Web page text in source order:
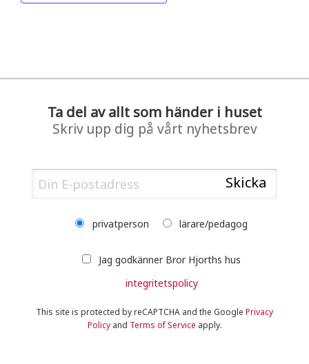
Ta del av allt som händer i huset
Skriv upp dig på vårt nyhetsbrev
privatperson lärare/pedagog
Jag godkänner Bror Hjorths hus
integritetspolicy
This site is protected by reCAPTCHA and the Google Privacy
Policyand Terms of Service apply.